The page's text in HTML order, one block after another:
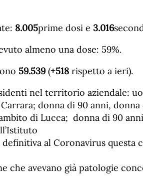
8.005prime dosi e 3.016
almeno una dose: 59%.
59.539 (+518 rispetto a ieri).
nel territorio aziendale:
donna di 90 anni, donna
di Lucca; donna di 90
al Coronavirus questa
che avevano già patologie